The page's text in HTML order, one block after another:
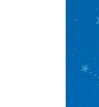
DAY
DAY
DAY
DAY
DAY
DAY